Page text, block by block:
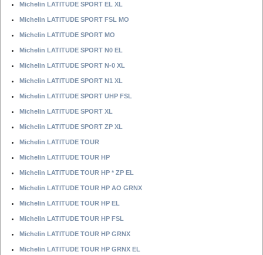
Michelin LATITUDE SPORT EL XL
Michelin LATITUDE SPORT FSL MO
Michelin LATITUDE SPORT MO
Michelin LATITUDE SPORT N0 EL
Michelin LATITUDE SPORT N-0 XL
Michelin LATITUDE SPORT N1 XL
Michelin LATITUDE SPORT UHP FSL
Michelin LATITUDE SPORT XL
Michelin LATITUDE SPORT ZP XL
Michelin LATITUDE TOUR
Michelin LATITUDE TOUR HP
Michelin LATITUDE TOUR HP * ZP EL
Michelin LATITUDE TOUR HP AO GRNX
Michelin LATITUDE TOUR HP EL
Michelin LATITUDE TOUR HP FSL
Michelin LATITUDE TOUR HP GRNX
Michelin LATITUDE TOUR HP GRNX EL